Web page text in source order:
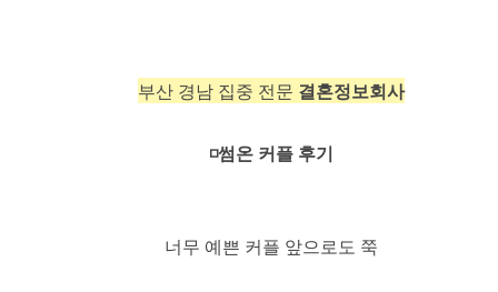
부산 경남 집중 전문 결혼정보회사
◽️썸온 커플 후기
너무 예쁜 커플 앞으로도 쭉